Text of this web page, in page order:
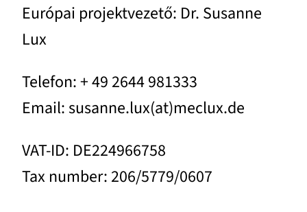
Európai projektvezető: Dr. Susanne
Lux
Telefon: + 49 2644 981333
Email: susanne.lux(at)meclux.de
VAT-ID: DE224966758
Tax number: 206/5779/0607